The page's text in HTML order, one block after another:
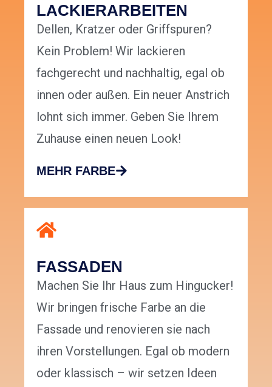
LACKIERARBEITEN
Dellen, Kratzer oder Griffspuren?
Kein Problem! Wir lackieren
fachgerecht und nachhaltig, egal ob
innen oder außen. Ein neuer Anstrich
lohnt sich immer. Geben Sie Ihrem
Zuhause einen neuen Look!
MEHR FARBE
FASSADEN
Machen Sie Ihr Haus zum Hingucker!
Wir bringen frische Farbe an die
Fassade und renovieren sie nach
ihren Vorstellungen. Egal ob modern
oder klassisch – wir setzen Ideen